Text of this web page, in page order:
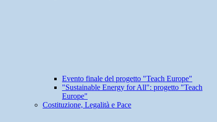
Evento finale del progetto "Teach Europe"
"Sustainable Energy for All": progetto "Teach
Europe"
Costituzione, Legalità e Pace